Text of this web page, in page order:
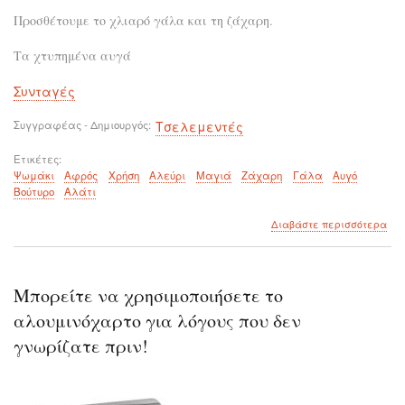
Προσθέτουμε το χλιαρό γάλα και τη ζάχαρη.
Τα χτυπημένα αυγά
Συνταγές
Συγγραφέας - Δημιουργός Τσελεμεντές
Ετικέτες
Ψωμάκι
Αφρός Χρήση Αλεύρι Μαγιά Ζάχαρη Γάλα
Αυγό
Βούτυρο
Αλάτι
Διαβάστε περισσότεραγια
Μπορείτε να χρησιμοποιήσετε το
αλουμινόχαρτο για λόγους που δεν
γνωρίζατε πριν!